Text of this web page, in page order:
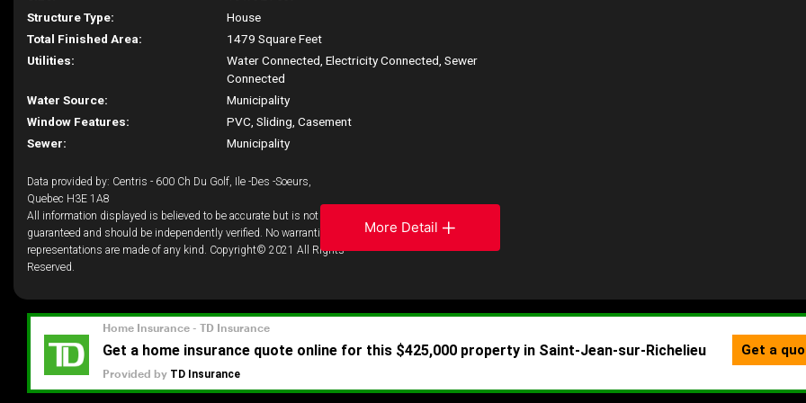
Structure Type:
House
Total Finished Area:
1479 Square Feet
Utilities:
Water Connected, Electricity Connected, Sewer
Connected
Water Source:
Municipality
Window Features:
PVC, Sliding, Casement
Sewer:
Municipality
Data provided by: Centris - 600 Ch Du Golf, Ile -Des -Soeurs,
Quebec H3E 1A8
All information displayed is believed to be accurate but is not
guaranteed and should be independently verified. No warranties or
representations are made of any kind. Copyright© 2021 All Rights
Reserved.
More Detail